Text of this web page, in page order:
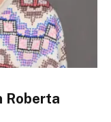
Roberta